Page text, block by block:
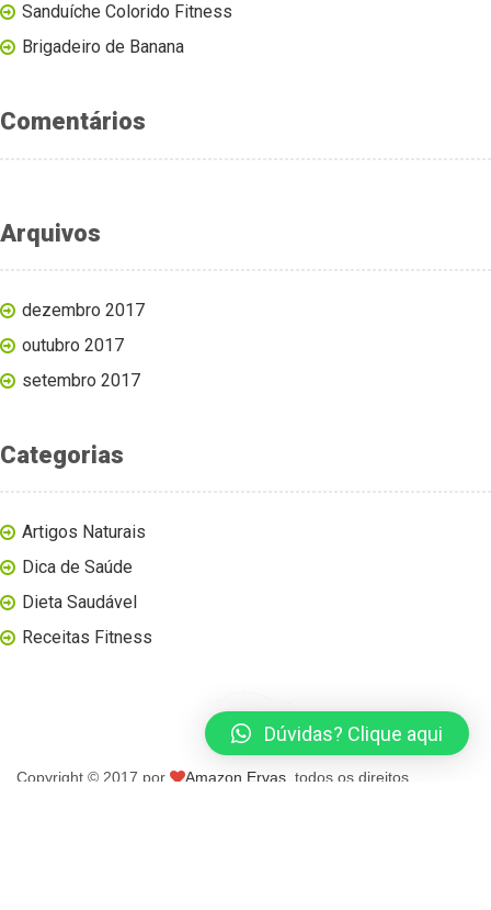
Sanduíche Colorido Fitness
Brigadeiro de Banana
Comentários
Arquivos
dezembro 2017
outubro 2017
setembro 2017
Categorias
Artigos Naturais
Dica de Saúde
Dieta Saudável
Receitas Fitness
Copyright © 2017 por Amazon Ervas , todos os direitos
Dúvidas? Clique aqui